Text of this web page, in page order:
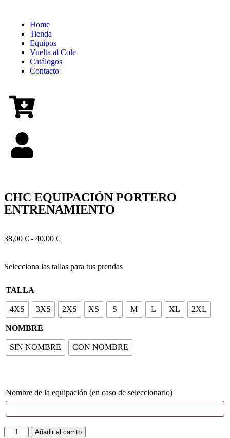
Home
Tienda
Equipos
Vuelta al Cole
Catálogos
Contacto
CHC EQUIPACIÓN PORTERO
ENTRENAMIENTO
38,00 € - 40,00 €
Selecciona las tallas para tus prendas
TALLA
4XS 3XS 2XS XS S M L XL 2XL
NOMBRE
SIN NOMBRE CON NOMBRE
Nombre de la equipación (en caso de seleccionarlo)
Añadir al carrito